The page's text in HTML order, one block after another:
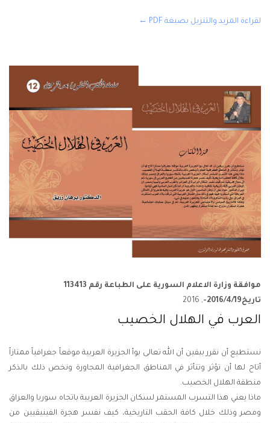
لقراءة المزيد والتنزيل بصيغة PDF ←
موافقة وزارة الاعلام السورية على الطباعة رقم 113413
تاريخ2016/4/19-
, 2016
العرب في الهلال الخصيب
نستطيع أن نقرر بيقين أن الله تعالى بوأ الجزيرة العربية موقعاً جغرافياً ممتازاً
أتاح لها أن تؤثر وتتأثر في المناطق الجغرافية المجاورة ونخص ذلك بالذكر
منطقة الهلال الخصيب.
ماذا يعني هذا التسرب المستمر لسكان الجزيرة العربية باتجاه سوريا والعراق
ومصر وذلك خلال كافة الحقب التاريخية، كيف نفسر هجرة الفينيقيين من